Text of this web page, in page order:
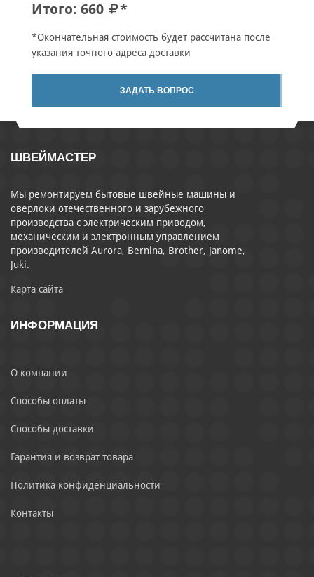
Итого: 660 *
*Окончательная стоимость будет рассчитана после
указания точного адреса доставки
ЗАДАТЬ ВОПРОС
ШВЕЙМАСТЕР
Мы ремонтируем бытовые швейные машины и
оверлоки отечественного и зарубежного
производства с электрическим приводом,
механическим и электронным управлением
производителей Aurora, Bernina, Brother, Janome,
Juki.
Карта сайта
ИНФОРМАЦИЯ
О компании
Способы оплаты
Способы доставки
Гарантия и возврат товара
Политика конфиденциальности
Контакты